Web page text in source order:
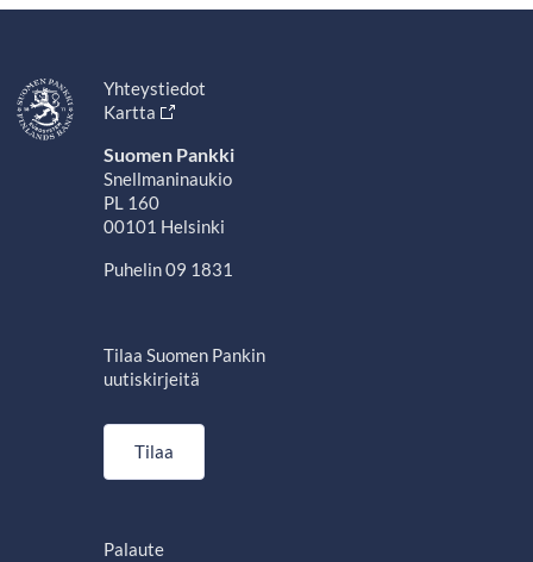
Yhteystiedot
Kartta
Suomen Pankki
Snellmaninaukio
PL 160
00101 Helsinki
Puhelin 09 1831
Tilaa Suomen Pankin
uutiskirjeitä
Tilaa
Palaute